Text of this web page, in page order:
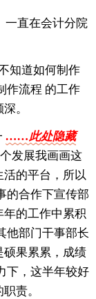
一直在会计分院
知道如何制作
作流程 的工作
。
……此处隐藏
发展我画画这
的平台，所以
的合作下宣传部
的工作中累积
他部门干事部长
硕果累累，成绩
下，这半年较好
责。